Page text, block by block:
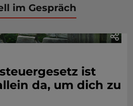
im Gespräch
ist
da, um dich zu